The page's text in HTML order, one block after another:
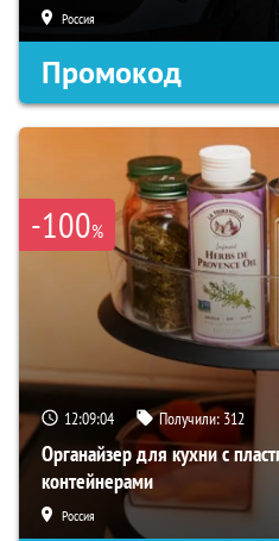
Россия
Промокод
-100%
12:09:03 Получили: 312
Органайзер для кухни с
контейнерами
Россия